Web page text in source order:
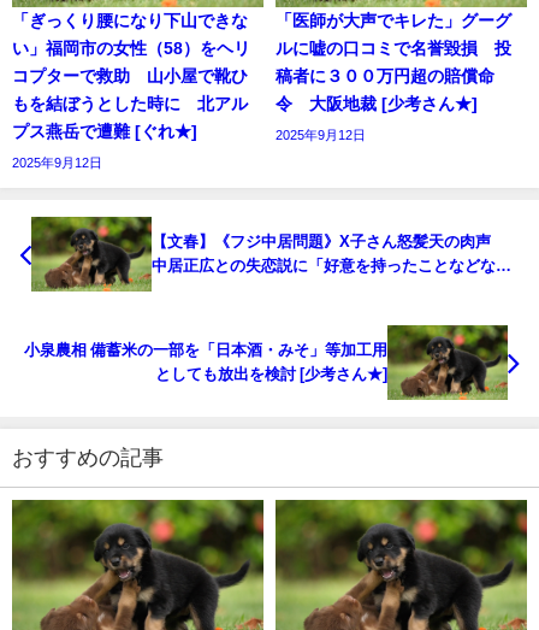
「ぎっくり腰になり下山できな
い」福岡市の女性（58）をヘリ
コプターで救助 山小屋で靴ひ
もを結ぼうとした時に 北アル
プス燕岳で遭難 [ぐれ★]
2025年9月12日
「医師が大声でキレた」グーグ
ルに嘘の口コミで名誉毀損 投
稿者に３００万円超の賠償命
令 大阪地裁 [少考さん★]
2025年9月12日
【文春】《フジ中居問題》X子さん怒髪天の肉声
中居正広との失恋説に「好意を持ったことなどな
小泉農相 備蓄米の一部を「日本酒・みそ」等加工用
としても放出を検討 [少考さん★]
おすすめの記事